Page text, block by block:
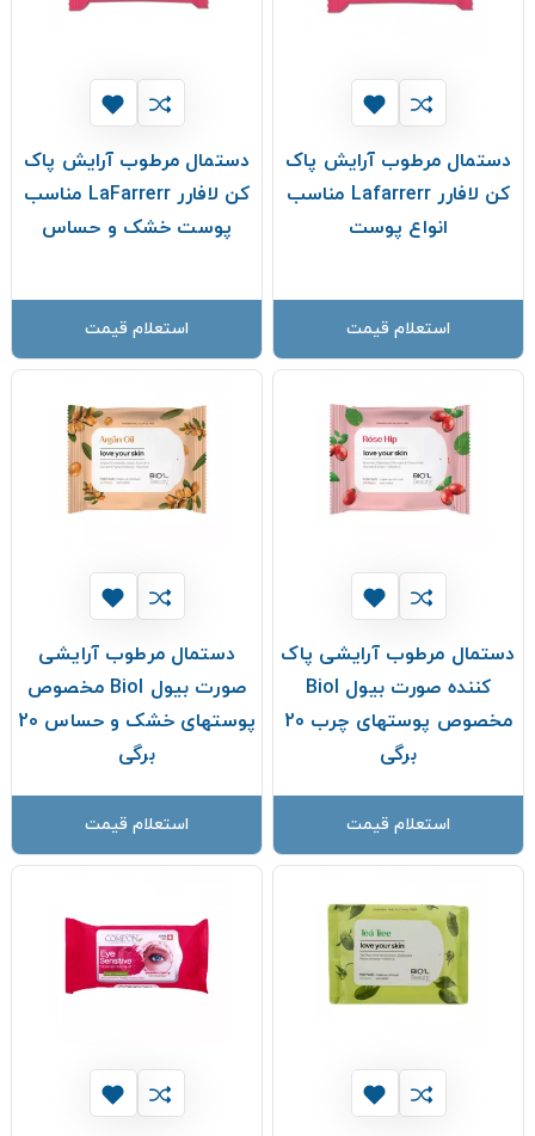
دستمال مرطوب آرایش پاک
کن لافارر Lafarrerr مناسب
انواع پوست
استعلام قیمت
دستمال مرطوب آرایش پاک
کن لافارر LaFarrerr مناسب
پوست خشک و حساس
استعلام قیمت
دستمال مرطوب آرایشی پاک
كننده صورت بیول Biol
مخصوص پوستهای چرب 20
برگی
استعلام قیمت
دستمال مرطوب آرایشی
صورت بیول Biol مخصوص
پوستهای خشک و حساس 20
برگی
استعلام قیمت